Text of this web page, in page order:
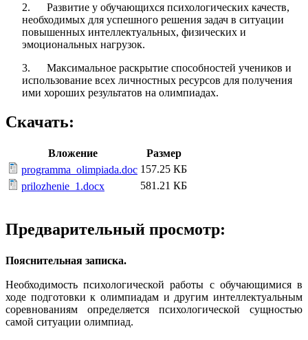
2. Развитие у обучающихся психологических качеств,
необходимых для успешного решения задач в ситуации
повышенных интеллектуальных, физических и
эмоциональных нагрузок.
3. Максимальное раскрытие способностей учеников и
использование всех личностных ресурсов для получения
ими хороших результатов на олимпиадах.
Скачать:
Вложение
Размер
programma_olimpiada.doc 157.25 КБ
prilozhenie_1.docx
581.21 КБ
Предварительный просмотр:
Пояснительная записка.
Необходимость психологической работы с обучающимися в
ходе подготовки к олимпиадам и другим интеллектуальным
соревнованиям определяется психологической сущностью
самой ситуации олимпиад.